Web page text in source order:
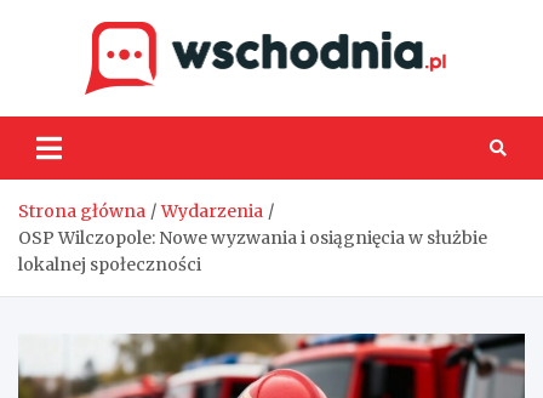
Strona główna
Wydarzenia
OSP Wilczopole: Nowe wyzwania i osiągnięcia w służbie
lokalnej społeczności